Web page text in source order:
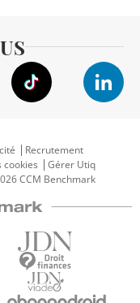
Recrutement
cookies
Gérer Utiq
CCM Benchmark